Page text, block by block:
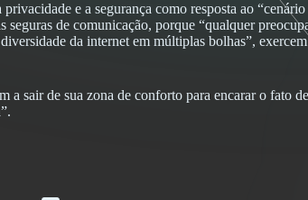
e a segurança como resposta ao
de comunicação, porque “qualquer
da internet em múltiplas bolhas”,
sair de sua zona de conforto para encarar o fato